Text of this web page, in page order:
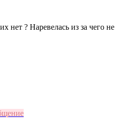
нет ? Наревелась из за чего не